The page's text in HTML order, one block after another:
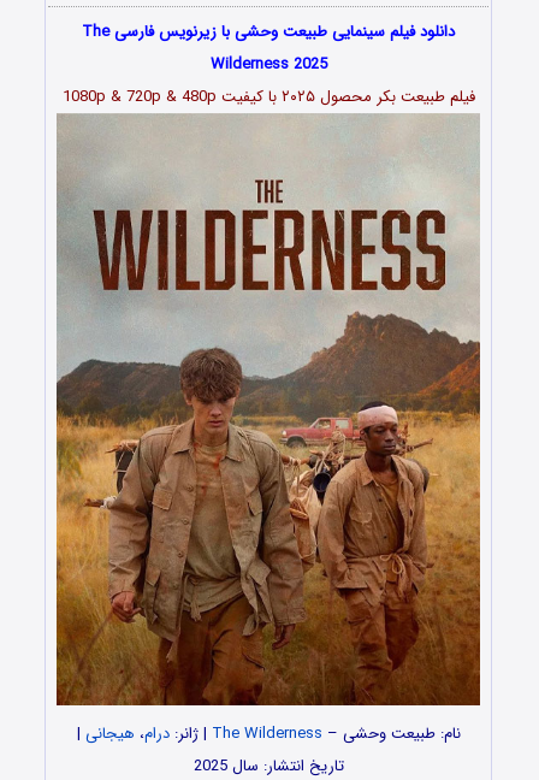
دانلود فیلم سینمایی طبیعت وحشی با زیرنویس فارسی The
Wilderness 2025
فیلم طبیعت بکر محصول ۲۰۲۵ با کیفیت 1080p & 720p & 480p
نام: طبیعت وحشی – The Wilderness | ژانر:درام، هیجانی |
تاریخ انتشار: سال 2025